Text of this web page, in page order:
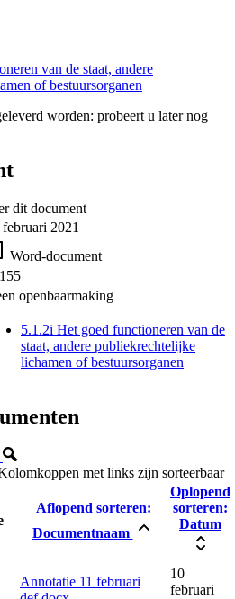
van de staat, andere
of bestuursorganen
worden: probeert u later nog
dit document
februari 2021
Word-document
openbaarmaking
5.1.2i Het goed functioneren van de
staat, andere publiekrechtelijke
lichamen of bestuursorganen
met links zijn sorteerbaar
Aflopend sorteren:
Documentnaam
Oplopend
sorteren:
Datum
Annotatie 11 februari
10
februari